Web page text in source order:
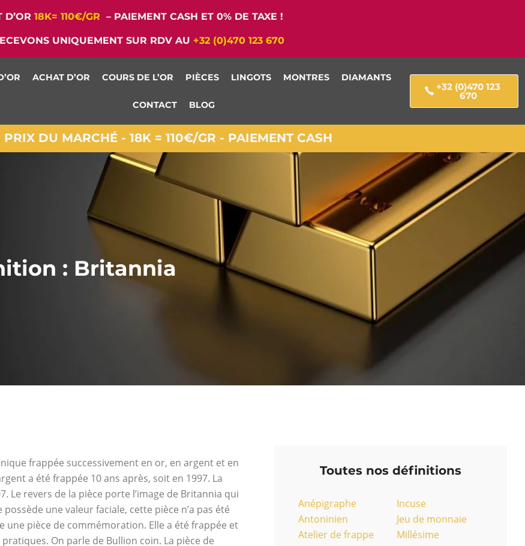
D’OR 18K= 110€/GR – PAIEMENT CASH ET 0% DE TAXE !
UNIQUEMENT SUR RDV AU +32 (0)470 123 670
ACHAT D’OR COURS DE L’OR PIÈCES LINGOTS MONTRES DIAMANTS
CONTACT BLOG
+32 (0)470 123
670
DU MARCHÉ - 18K = 110€/GR - PAIEMENT CASH
: Britannia
frappée successivement en or, en argent et en
a été frappée 10 ans après, soit en 1997. La
Le revers de la pièce porte l’image de Britannia qui
une valeur faciale, cette pièce n’a pas été
une pièce de commémoration. Elle a été frappée et
On parle de Bullion coin. La pièce de
Toutes nos définitions
Anépigraphe
Antoninien
Atelier de frappe
Incuse
Jeu de monnaie
Millésime